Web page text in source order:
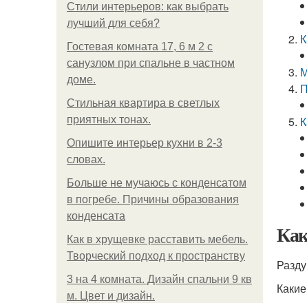
Стили интерьеров: как выбрать
лучший для себя?
Гостевая комната 17, 6 м 2 с
санузлом при спальне в частном
доме.
Стильная квартира в светлых
приятных тонах.
Опишите интерьер кухни в 2-3
словах.
Больше не мучаюсь с конденсатом
в погребе. Причины образования
конденсата
Как в хрущевке расставить мебель.
Творческий подход к пространству
3 на 4 комната. Дизайн спальни 9 кв
м. Цвет и дизайн.